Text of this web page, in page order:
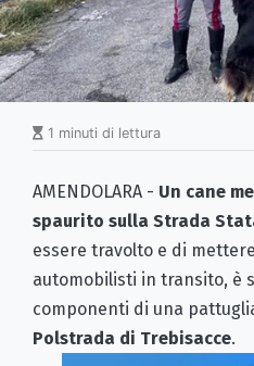
1 minuti di lettura
AMENDOLARA - Un cane
spaurito sulla Strada
essere travolto e di
automobilisti in transito, è
componenti di una
Polstrada di Trebisacce.